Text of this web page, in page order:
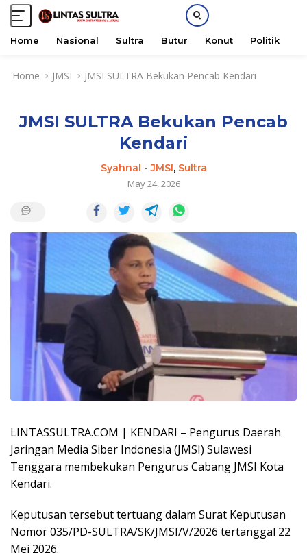
Home Nasional Sultra Butur Konut Politik
Home JMSI JMSI SULTRA Bekukan Pencab Kendari
JMSI SULTRA Bekukan Pencab
Kendari
Syahnal -JMSI, Sultra
May 24, 2026
LINTASSULTRA.COM | KENDARI – Pengurus Daerah
Jaringan Media Siber Indonesia (JMSI) Sulawesi
Tenggara membekukan Pengurus Cabang JMSI Kota
Kendari.
Keputusan tersebut tertuang dalam Surat Keputusan
Nomor 035/PD-SULTRA/SK/JMSI/V/2026 tertanggal 22
Mei 2026.